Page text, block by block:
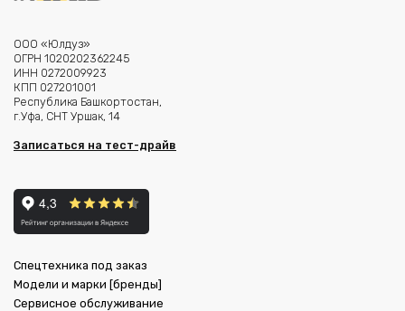
ООО «Юлдуз»
ОГРН 1020202362245
ИНН 0272009923
КПП 027201001
Республика Башкортостан,
г.Уфа, СНТ Уршак, 14
Записаться на тест-драйв
Спецтехника под заказ
Модели и марки [бренды]
Сервисное обслуживание